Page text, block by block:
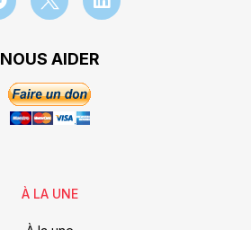
NOUS AIDER
À LA UNE